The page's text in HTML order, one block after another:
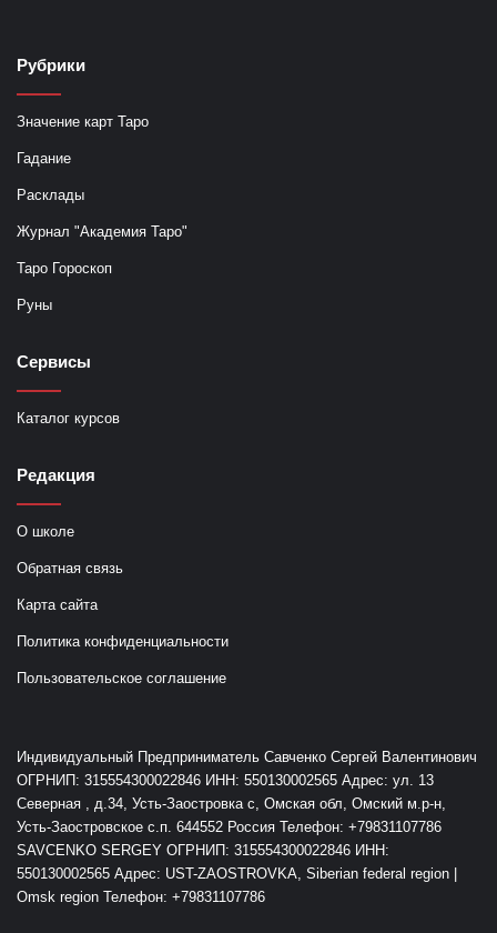
Рубрики
Значение карт Таро
Гадание
Расклады
Журнал "Академия Таро"
Таро Гороскоп
Руны
Сервисы
Каталог курсов
Редакция
О школе
Обратная связь
Карта сайта
Политика конфиденциальности
Пользовательское соглашение
Индивидуальный Предприниматель Савченко Сергей Валентинович
ОГРНИП: 315554300022846 ИНН: 550130002565 Адрес: ул. 13
Северная , д.34, Усть-Заостровка с, Омская обл, Омский м.р-н,
Усть-Заостровское с.п. 644552 Россия Телефон: +79831107786
SAVCENKO SERGEY ОГРНИП: 315554300022846 ИНН:
550130002565 Адрес: UST-ZAOSTROVKA, Siberian federal region |
Omsk region Телефон: +79831107786